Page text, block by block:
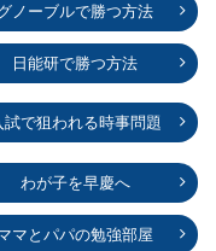
ノーブルで勝つ方法
日能研で勝つ方法
試で狙われる時事問題
わが子を早慶へ
マとパパの勉強部屋